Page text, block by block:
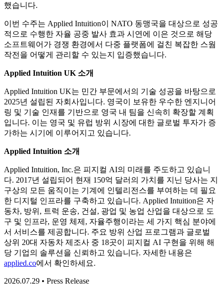
했습니다.
이번 수주는 Applied Intuition이 NATO 동맹국을 대상으로 성공
적으로 수행한 자율 공중 발사 효과 시연에 이은 것으로 해당
소프트웨어가 경쟁 환경에서 다중 플랫폼에 걸친 복잡한 스웜
작전을 어떻게 관리할 수 있는지 입증했습니다.
Applied Intuition UK 소개
Applied Intuition UK는 민간 부문에서의 기술 성공을 바탕으로
2025년 설립된 자회사입니다. 영국이 보유한 우수한 엔지니어
링 및 기술 인재를 기반으로 영국 내 팀을 신속히 확장할 계획
입니다. 이는 영국 및 유럽 방위 시장에 대한 글로벌 투자가 증
가하는 시기에 이루어지고 있습니다.
Applied Intuition 소개
Applied Intuition, Inc.은 피지컬 AI의 미래를 주도하고 있습니
다. 2017년 설립되어 현재 150억 달러의 가치를 지닌 당사는 지
구상의 모든 움직이는 기계에 인텔리전스를 부여하는 데 필요
한 디지털 인프라를 구축하고 있습니다. Applied Intuition은 자
동차, 방위, 트럭 운송, 건설, 광업 및 농업 산업을 대상으로 도
구 및 인프라, 운영 체제, 자율주행이라는 세 가지 핵심 분야에
서 서비스를 제공합니다. 주요 방위 산업 프로그램과 글로벌
상위 20대 자동차 제조사 중 18곳이 피지컬 AI 구현을 위해 해
당 기업의 솔루션을 신뢰하고 있습니다. 자세한 내용은
applied.co에서 확인하세요.
2026.07.29 • Press Release